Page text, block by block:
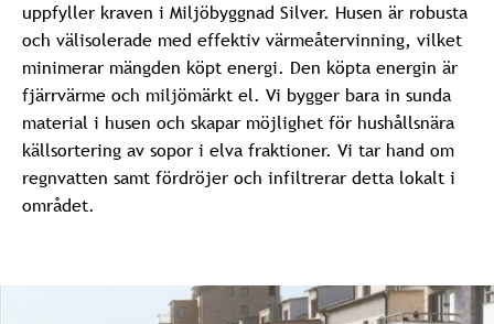
uppfyller kraven i Miljöbyggnad Silver. Husen är robusta
och välisolerade med effektiv värmeåtervinning, vilket
minimerar mängden köpt energi. Den köpta energin är
fjärrvärme och miljömärkt el. Vi bygger bara in sunda
material i husen och skapar möjlighet för hushållsnära
källsortering av sopor i elva fraktioner. Vi tar hand om
regnvatten samt fördröjer och infiltrerar detta lokalt i
området.